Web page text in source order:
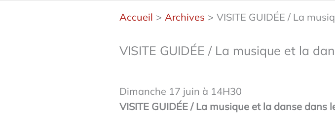
Accueil Archives VISITE GUIDÉE / La
VISITE GUIDÉE / La musique et la
Dimanche 17 juin à 14H30
VISITE GUIDÉE / La musique et la danse dans